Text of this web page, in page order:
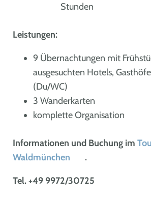
Stunden
Leistungen:
9 Übernachtungen mit
ausgesuchten Hotels,
(Du/WC)
3 Wanderkarten
komplette Organisation
Informationen und Buchung im
Waldmünchen
.
Tel. +49 9972/30725